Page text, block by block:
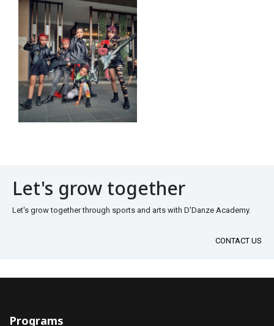
Let's grow together
Let's grow together through sports and arts with D'Danze Academy.
CONTACT US
Programs